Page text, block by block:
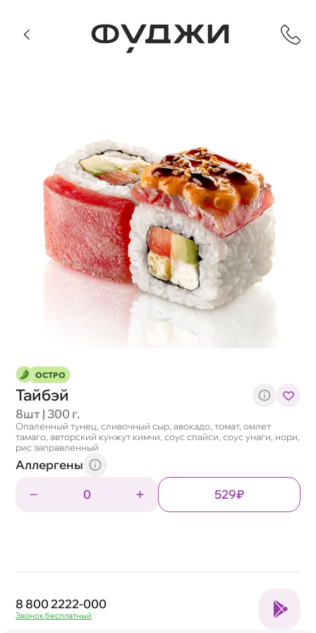
ОСТРО
Тайбэй
8шт | 300 г.
Опаленный тунец, сливочный сыр, авокадо, томат, омлет
тамаго, авторский кунжут кимчи, соус спайси, соус унаги, нори,
рис заправленный
Аллергены
0
529₽
8 800 2222-000
Звонок бесплатный